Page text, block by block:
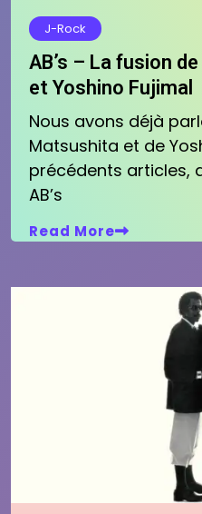
J-Rock
AB’s – La fusion
et Yoshino Fujimal
Nous avons déjà
Matsushita et de
précédents articles,
AB’s
Read More